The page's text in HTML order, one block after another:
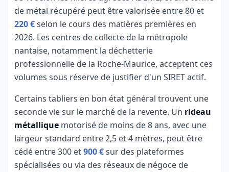
de métal récupéré peut être valorisée entre 80 et
220 €selon le cours des matières premières en
2026. Les centres de collecte de la métropole
nantaise, notamment la déchetterie
professionnelle de la Roche-Maurice, acceptent ces
volumes sous réserve de justifier d'un SIRET actif.
Certains tabliers en bon état général trouvent une
seconde vie sur le marché de la revente. Un rideau
métallique motorisé de moins de 8 ans, avec une
largeur standard entre 2,5 et 4 mètres, peut être
cédé entre 300 et900 €sur des plateformes
spécialisées ou via des réseaux de négoce de